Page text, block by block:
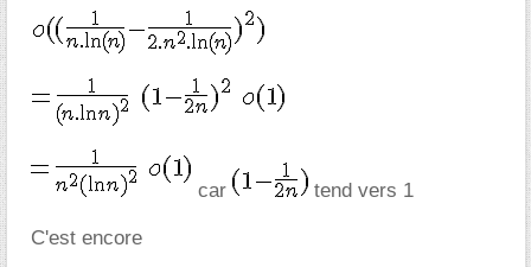
car tend vers 1
C'est encore